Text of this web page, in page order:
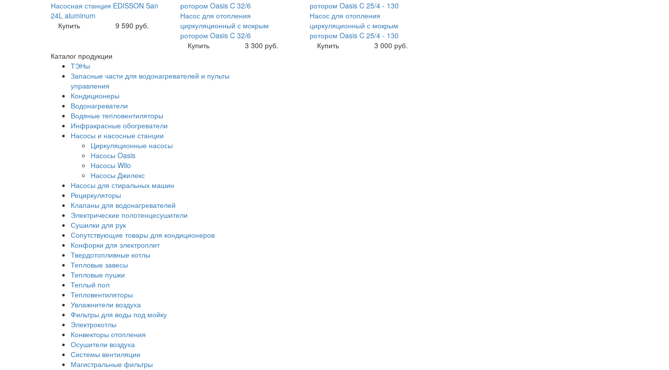
Насосная станция EDISSON San
24L aluminum
Купить
9 590 руб.
Насос для отопления
циркуляционный с мокрым
ротором Oasis C 32/6
Купить
3 300 руб.
Насос для отопления
циркуляционный с мокрым
ротором Oasis C 25/4 - 130
Купить
3 000 руб.
Каталог продукции
ТЭНы
Запасные части для водонагревателей и пульты
управления
Кондиционеры
Водонагреватели
Водяные тепловентиляторы
Инфракрасные обогреватели
Насосы и насосные станции
Циркуляционные насосы
Насосы Oasis
Насосы Wilo
Насосы Джилекс
Насосы для стиральных машин
Рециркуляторы
Клапаны для водонагревателей
Электрические полотенцесушители
Сушилки для рук
Сопутствующие товары для кондиционеров
Конфорки для электроплит
Твердотопливные котлы
Тепловые завесы
Тепловые пушки
Теплый пол
Тепловентиляторы
Увлажнители воздуха
Фильтры для воды под мойку
Электрокотлы
Конвекторы отопления
Осушители воздуха
Системы вентиляции
Магистральные фильтры